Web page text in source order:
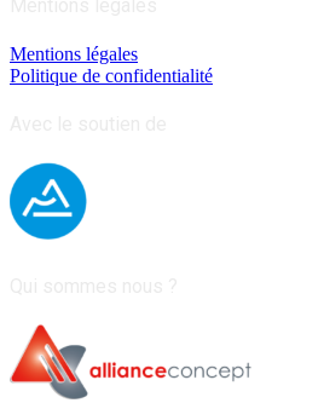
Mentions légales
Politique de confidentialité